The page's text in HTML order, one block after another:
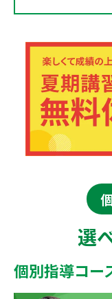
選
個別指導コー